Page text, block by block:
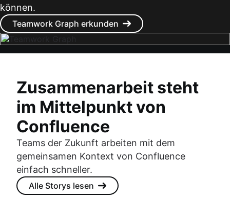
können.
Teamwork Graph erkunden
Zusammenarbeit steht
im Mittelpunkt von
Confluence
Teams der Zukunft arbeiten mit dem
gemeinsamen Kontext von Confluence
einfach schneller.
Alle Storys lesen